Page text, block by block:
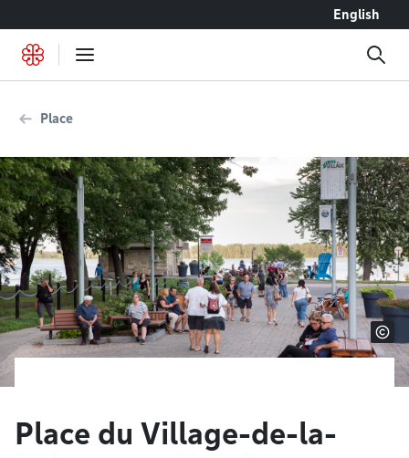
English
Place
Place du Village-de-la-